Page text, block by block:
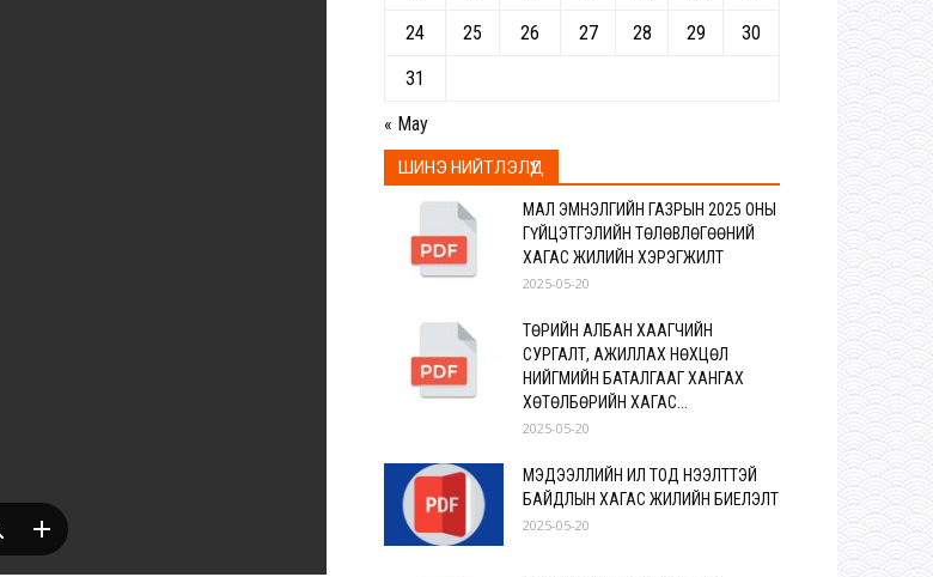
« May
24
25 26 27 28 29
30
31
ШИНЭ НИЙТЛЭЛҮҮД
МАЛ ЭМНЭЛГИЙН ГАЗРЫН 2025 ОНЫ
ГҮЙЦЭТГЭЛИЙН ТӨЛӨВЛӨГӨӨНИЙ
ХАГАС ЖИЛИЙН ХЭРЭГЖИЛТ
2025-05-20
ТӨРИЙН АЛБАН ХААГЧИЙН
СУРГАЛТ, АЖИЛЛАХ НӨХЦӨЛ
НИЙГМИЙН БАТАЛГААГ ХАНГАХ
ХӨТӨЛБӨРИЙН ХАГАС...
2025-05-20
МЭДЭЭЛЛИЙН ИЛ ТОД НЭЭЛТТЭЙ
БАЙДЛЫН ХАГАС ЖИЛИЙН БИЕЛЭЛТ
2025-05-20